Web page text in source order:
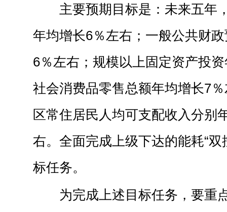
主要预期目标是：未来五年
年均增长6％左右；一般公共财
6％左右；规模以上固定资产投
社会消费品零售总额年均增长7
区常住居民人均可支配收入分别
右。全面完成上级下达的能耗“双
标任务。
为完成上述目标任务，要重